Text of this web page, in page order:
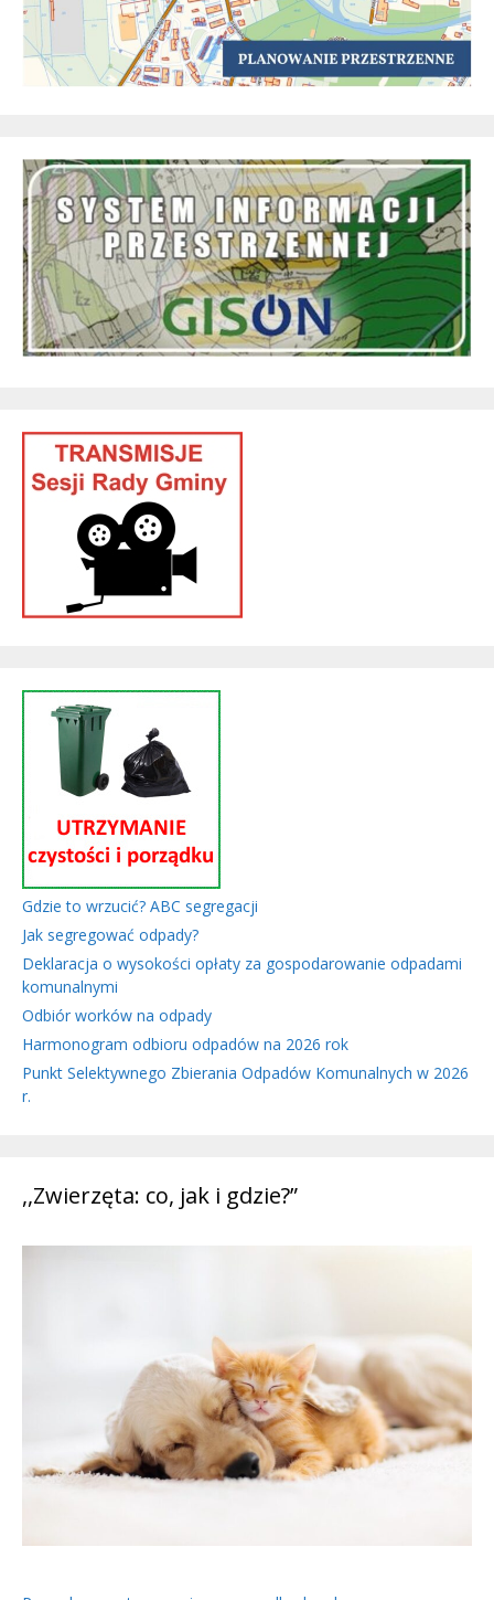
Gdzie to wrzucić? ABC segregacji
Jak segregować odpady?
Deklaracja o wysokości opłaty za gospodarowanie odpadami
komunalnymi
Odbiór worków na odpady
Harmonogram odbioru odpadów na 2026 rok
Punkt Selektywnego Zbierania Odpadów Komunalnych w 2026
r.
,,Zwierzęta: co, jak i gdzie?”